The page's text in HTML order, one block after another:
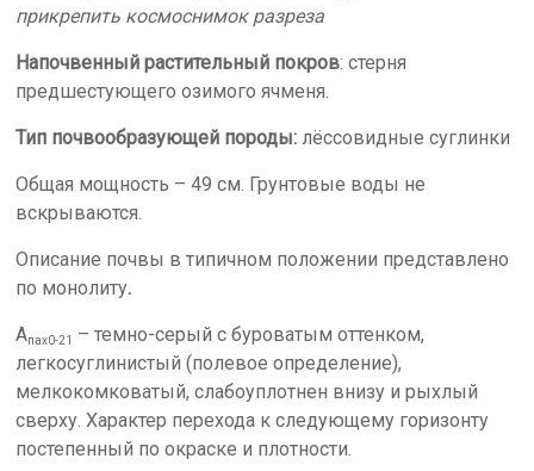
прикрепить космоснимок разреза
Напочвенный растительный покров: стерня
предшестующего озимого ячменя.
Тип почвообразующей породы: лёссовидные суглинки
Общая мощность – 49 см. Грунтовые воды не
вскрываются.
Описание почвы в типичном положении представлено
по монолиту.
Апах0-21
– темно-серый с буроватым оттенком,
легкосуглинистый (полевое определение),
мелкокомковатый, слабоуплотнен внизу и рыхлый
сверху. Характер перехода к следующему горизонту
постепенный по окраске и плотности.